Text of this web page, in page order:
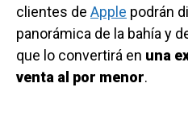
clientes de Apple podrán
panorámica de la bahía y
que lo convertirá en una
venta al por menor.